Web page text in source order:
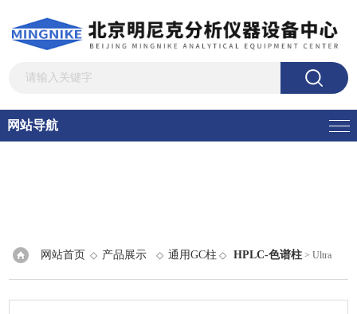
网站导航
网站首页 ◇ 产品展示 ◇通用GC柱 ◇HPLC-色谱柱 > Ultra
Biphenyl 色谱柱 （USP L11）